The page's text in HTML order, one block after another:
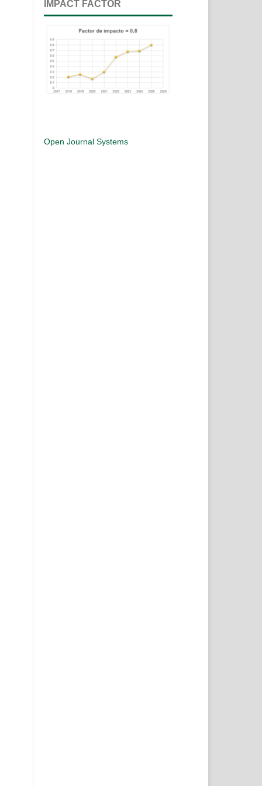
IMPACT FACTOR
Open Journal Systems